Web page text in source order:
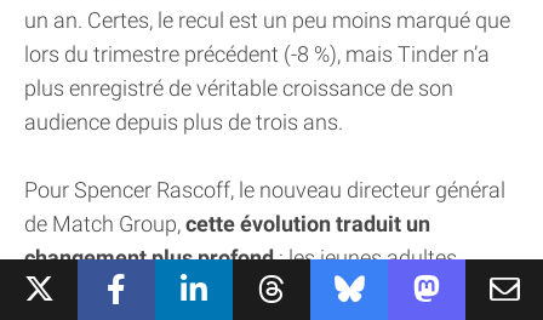
un an. Certes, le recul est un peu moins marqué que
lors du trimestre précédent (-8 %), mais Tinder n’a
plus enregistré de véritable croissance de son
audience depuis plus de trois ans.
Pour Spencer Rascoff, le nouveau directeur général
de Match Group,cette évolution traduit un
changement plus profond: les jeunes adultes
veulent désormais rencontrer des personnes… en